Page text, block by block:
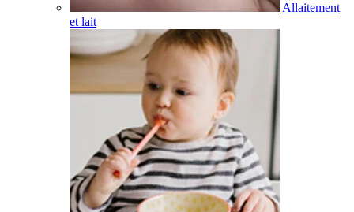
Allaitement
et lait